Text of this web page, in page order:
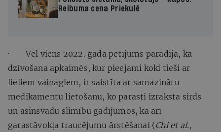
Reibuma cena Priekulē
· Vēl viens 2022. gada pētījums parādīja, ka
dzīvošana apkaimēs, kur pieejami koki tieši ar
lieliem vainagiem, ir saistīta ar samazinātu
medikamentu lietošanu, ko parasti izraksta sirds
un asinsvadu slimību gadījumos, kā arī
garastāvokļa traucējumu ārstēšanai (Chi et al.,